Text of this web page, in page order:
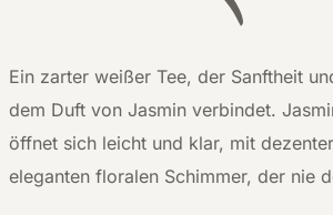
Ein zarter weißer Tee, der Sanftheit
dem Duft von Jasmin verbindet.
öffnet sich leicht und klar, mit
eleganten floralen Schimmer, der nie